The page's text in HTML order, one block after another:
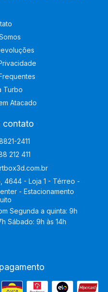
Turbo
Atacado
contato
2411
212 411
4644 - Loja 1 - Térreo -
- Estacionamento
Segunda a quinta: 9h
Sábado: 9h às 14h